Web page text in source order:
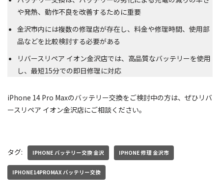
や発熱、動作不良を改善するために重要
金沢市内には複数の修理店が存在し、料金や修理時間、使用部
品などを比較検討する必要がある
リバースリペア イオン金沢店では、高品質なバッテリーを使用
し、最短15分での即日修理に対応
iPhone 14 Pro Maxのバッテリー交換をご検討中の方は、ぜひリバ
ースリペア イオン金沢店にご相談ください。
タグ: IPHONE バッテリー交換 金沢 IPHONE 修理 金沢市
IPHONE14PROMAX バッテリー交換